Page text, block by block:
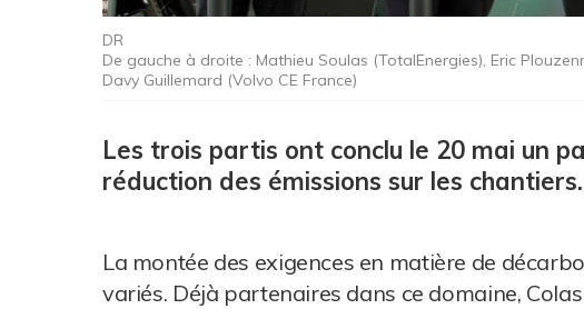
DR
De gauche à droite : Mathieu Soulas (TotalEnergies), Eric
Davy Guillemard (Volvo CE France)
Les trois partis ont conclu le 20 mai un
réduction des émissions sur les chantiers.
La montée des exigences en matière de
variés. Déjà partenaires dans ce domaine,